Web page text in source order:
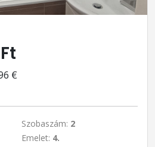
€
Szobaszám: 2
Emelet: 4.